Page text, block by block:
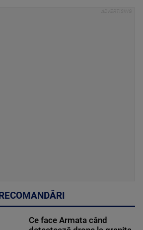
RECOMANDĂRI
Ce face Armata când